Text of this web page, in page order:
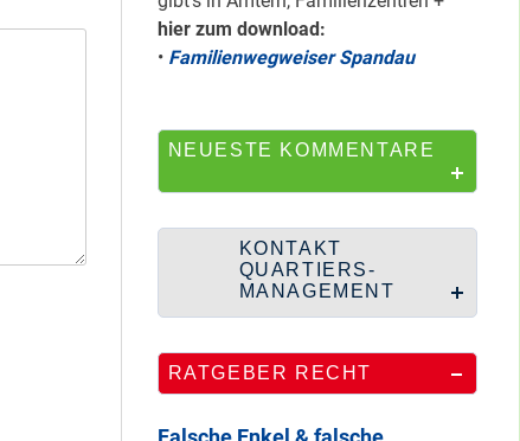
hier zum download:
• Familienwegweiser Spandau
NEUESTE KOMMENTARE
KONTAKT
QUARTIERS-
MANAGEMENT
RATGEBER RECHT
Silber für
Bildungsnetz
HipHop-Video: Das
ist Mein Viertel!
Mit Mieter-Kohle
auf Senats-Kohle